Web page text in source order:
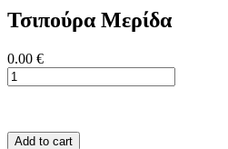
Τσιπούρα Μερίδα
0.00 €
Add to cart